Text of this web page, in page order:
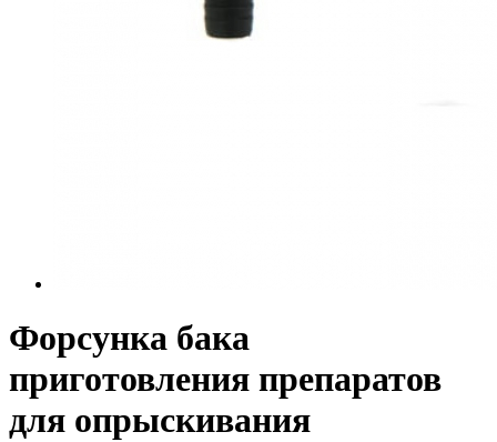
Форсунка бака
приготовления препаратов
для опрыскивания